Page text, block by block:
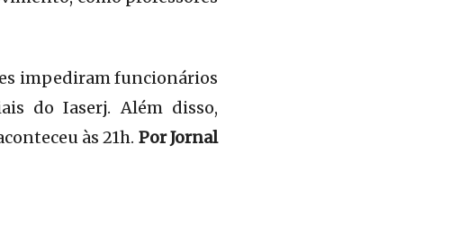
impediram funcionários
do Iaserj. Além disso,
às 21h. Por Jornal